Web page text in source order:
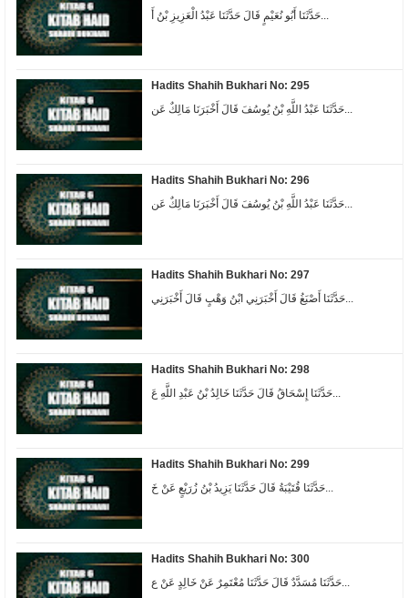
Hadits Shahih Bukhari No: 295
حَدَّثَنَا عَبْدُ اللَّهِ بْنُ يُوسُفَ قَالَ أَخْبَرَنَا مَالِكٌ عَن...
Hadits Shahih Bukhari No: 296
حَدَّثَنَا عَبْدُ اللَّهِ بْنُ يُوسُفَ قَالَ أَخْبَرَنَا مَالِكٌ عَن...
Hadits Shahih Bukhari No: 297
حَدَّثَنَا أَصْبَغُ قَالَ أَخْبَرَنِي ابْنُ وَهْبٍ قَالَ أَخْبَرَنِي...
Hadits Shahih Bukhari No: 298
حَدَّثَنَا إِسْحَاقُ قَالَ حَدَّثَنَا خَالِدُ بْنُ عَبْدِ اللَّهِ عَ...
Hadits Shahih Bukhari No: 299
حَدَّثَنَا قُتَيْبَةُ قَالَ حَدَّثَنَا يَزِيدُ بْنُ زُرَيْعٍ عَنْ خَ...
Hadits Shahih Bukhari No: 300